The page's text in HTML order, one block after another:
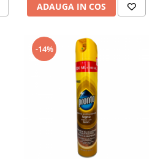
ADAUGA IN COS
-14%